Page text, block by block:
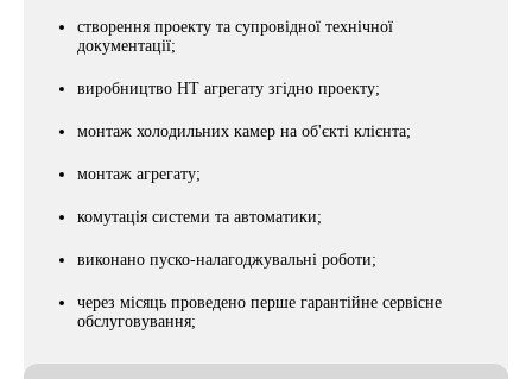
створення проекту та супровідної технічної
документації;
виробництво НТ агрегату згідно проекту;
монтаж холодильних камер на об'єкті клієнта;
монтаж агрегату;
комутація системи та автоматики;
виконано пуско-налагоджувальні роботи;
через місяць проведено перше гарантійне сервісне
обслуговування;